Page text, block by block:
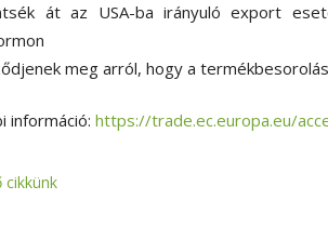
át az USA-ba irányuló export
meg arról, hogy a
információ:https://trade.ec.europa.eu/
cikkünk